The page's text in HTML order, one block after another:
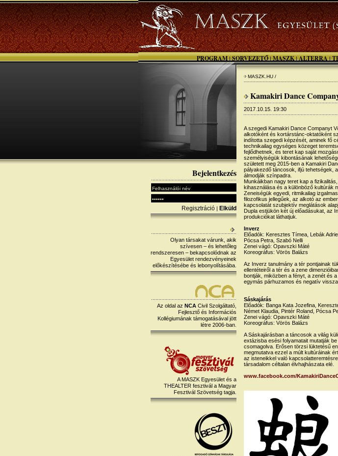
PROGRAM | SORVEZETŐ | MASZK | ALTERRA |
Bejelentkezés
Regisztráció | Elküld
Olyan társakat várunk, akik
szívesen – és lehetőleg
rendszeresen – bekapcsolódnak az
Egyesület rendezvényeinek
előkészítésébe és lebonyolításába.
Az oldal az NCA Civil Szolgáltató,
Fejlesztő és Információs
Kollégiumának támogatásával jött
létre 2006-ban.
A MASZK Egyesület és a
THEALTER fesztivál a Magyar
Fesztivál Szövetség tagja.
MASZK.HU /
Kamakiri Dance
2017.10.15. 19:30
A szegedi Kamakiri Dance Companyt
alkotóként és kortárstánc-oktatóként
indította szegedi képzését, aminek fő
technikailag egységes közeget
fejlődhetnek, és teret kap saját
személyiségük kibontásának
született meg 2015-ben a Kamakiri
pályakezdő táncosok, ifjú tehetségek,
álmodják színpadra.
Munkáikban nagy teret kap a
kihasználása és a különböző kultúrák
Zeneiségük egyedi, ritmikailag
filozofikus jellegűek, az alkotó az
kapcsolatát szubjektív meglátások
Dupla estjükön két új előadásukat, az
produkciókat láthatjuk.
Inverz
Előadók: Keresztes Tímea, Lebák
Pócsa Petra, Szabó Nelli
Zenei vágó: Opavszki Máté
Koreográfus: Vörös Balázs
Az Inverz tanulmány a tér pontjainak
ellentéteiről a tér és a zene
bontják, miközben a fényt, a zenét és
egymás párhuzamos és negatív
Sáskajárás
Előadók: Banga Kata Jozefina,
Német Klaudia, Pintér Roland, Pócsa
Zenei vágó: Opavszki Máté
Koreográfus: Vörös Balázs
A Sáskajárásban a táncosok a világ
extázisba esési folyamatait mutatják
csomagolva. Erősen törzsi lüktetésű
megmutatva ezzel a múlt kultúráinak
az isteneikkel való
társadalom céltalan élvhajhászata elé.
www.facebook.com/